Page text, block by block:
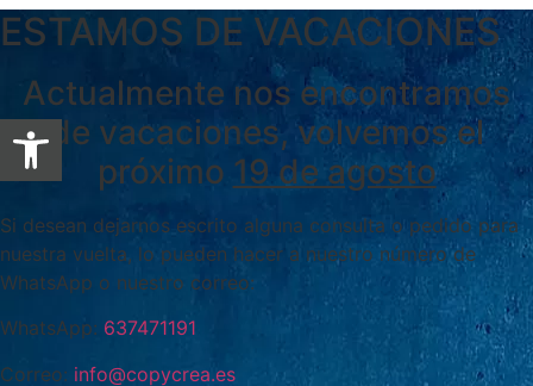
Abrir barra de herramientas
ESTAMOS DE VACACIONES
Actualmente nos encontramos
de vacaciones, volvemos el
próximo 19 de agosto
Si desean dejarnos escrito alguna consulta o pedido para
nuestra vuelta, lo pueden hacer a nuestro número de
WhatsApp o nuestro correo:
WhatsApp: 637471191
Correo: info@copycrea.es